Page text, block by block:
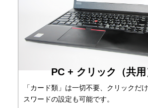
PC + クリック（共用
「カード類」は一切不要、クリックだ
スワードの設定も可能です。